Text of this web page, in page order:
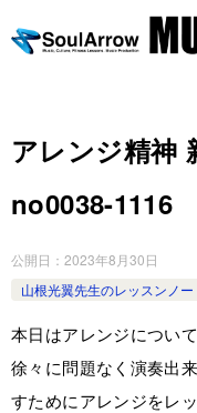
アレンジ精神
no0038-1116
公開日： 2023年8月30日
山根光翼先生のレッスンノー
本日はアレンジについ
徐々に問題なく演奏出
すためにアレンジをレ